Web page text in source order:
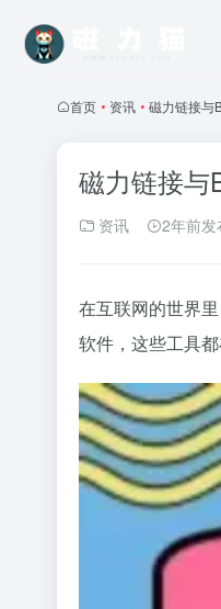
首页 • 资讯 • 磁力链接与
磁力链接与
资讯 2年前发
在互联网的世界
软件，这些工具